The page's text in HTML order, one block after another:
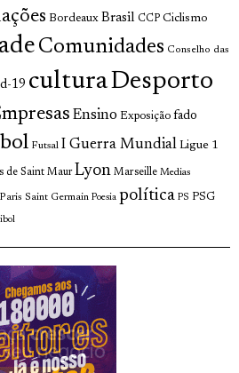
Bordeaux Brasil CCP Ciclismo
Comunidades Conselho das
19 culturaDesporto
Ensino Exposição fado
Futsal I Guerra Mundial Ligue 1
de Saint Maur Lyon Marseille Medias
Paris Saint Germain Poesia política PS PSG